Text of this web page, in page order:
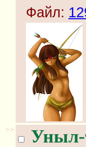
Файл:
>> Уныл-